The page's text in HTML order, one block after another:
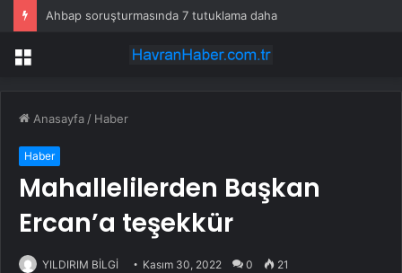
Ahbap soruşturmasında 7 tutuklama daha
Menü
Anasayfa / Haber
Haber
Mahallelilerden Başkan
Ercan’a teşekkür
YILDIRIM BİLGİ Kasım 30, 2022 0 21